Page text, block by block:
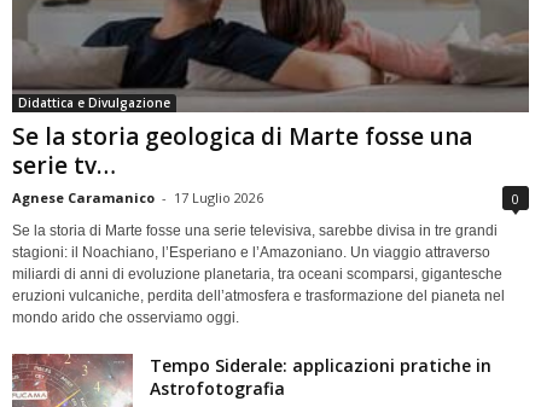
Didattica e Divulgazione
Se la storia geologica di Marte fosse una
serie tv…
Agnese Caramanico - 17 Luglio 2026 0
Se la storia di Marte fosse una serie televisiva, sarebbe divisa in tre grandi
stagioni: il Noachiano, l’Esperiano e l’Amazoniano. Un viaggio attraverso
miliardi di anni di evoluzione planetaria, tra oceani scomparsi, gigantesche
eruzioni vulcaniche, perdita dell’atmosfera e trasformazione del pianeta nel
mondo arido che osserviamo oggi.
Tempo Siderale: applicazioni pratiche in
Astrofotografia